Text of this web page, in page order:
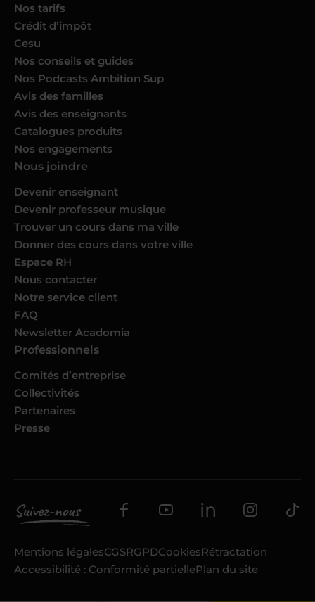
Nos tarifs
Crédit d’impôt
Cesu
Nos conseils et guides
Nos Podcasts Ambition Sup
Avis des familles
Avis des enseignants
Catalogues produits
Nos engagements
Nous joindre
Devenir enseignant
Devenir professeur musique
Trouver un cours dans ma ville
Donner des cours dans votre ville
Espace RH
Nous contacter
Notre service client
FAQ
Newsletter Acadomia
Professionnels
Comités d’entreprise
Collectivités
Partenaires
Presse
Mentions légalesCGSRGPDCookiesRétractation
Accessibilité : Conformité partiellePlan du site